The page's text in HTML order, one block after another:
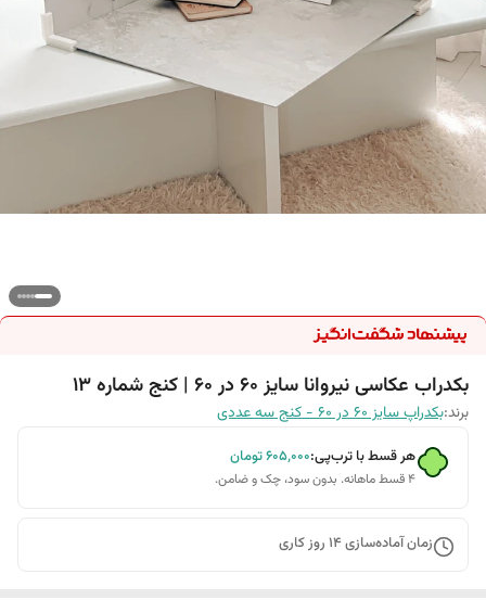
بکدراب عکاسی نیروانا سایز 60 در 60 | کنج شماره 13
برند:بکدراپ سایز 60 در 60 - کنج سه عددی
هر قسط با ترب‌پی:۶۰۵٬۰۰۰تومان
۴ قسط ماهانه. بدون سود، چک و ضامن.
زمان آماده‌سازی 14 روز کاری